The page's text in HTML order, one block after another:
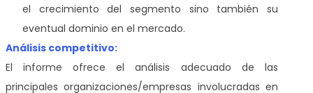
el crecimiento del segmento sino también su
eventual dominio en el mercado.
Análisis competitivo:
El informe ofrece el análisis adecuado de las
principales organizaciones/empresas involucradas en